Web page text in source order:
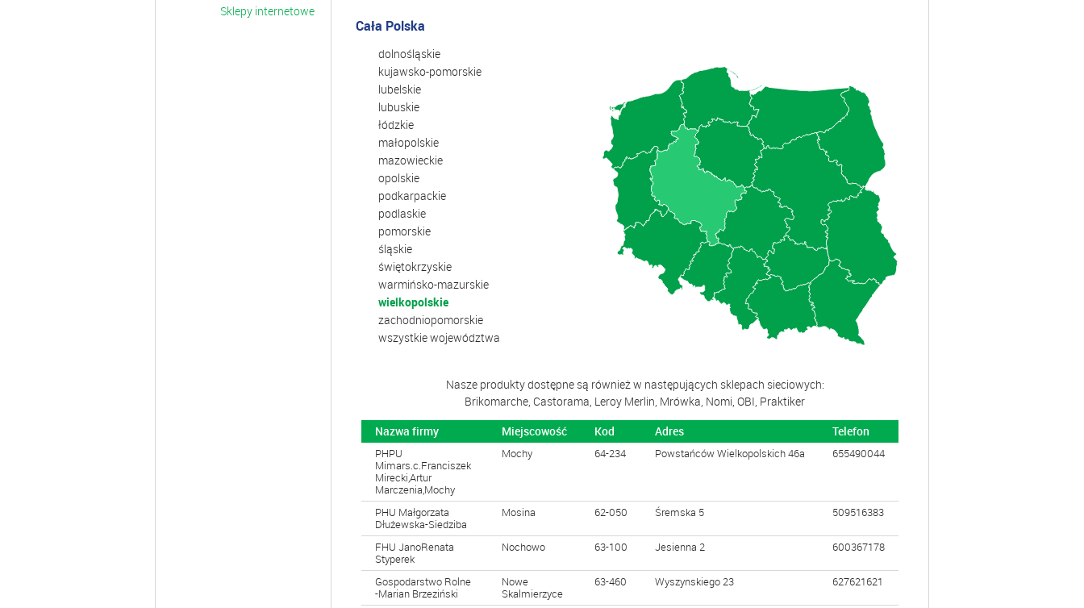
Sklepy internetowe
Cała Polska
dolnośląskie
kujawsko-pomorskie
lubelskie
lubuskie
łódzkie
małopolskie
mazowieckie
opolskie
podkarpackie
podlaskie
pomorskie
śląskie
świętokrzyskie
warmińsko-mazurskie
wielkopolskie
zachodniopomorskie
wszystkie województwa
Nasze produkty dostępne są również w następujących sklepach sieciowych:
Brikomarche, Castorama, Leroy Merlin, Mrówka, Nomi, OBI, Praktiker
Nazwa firmy
Miejscowość Kod Adres Telefon
PHPU
Mimars.c.Franciszek
Mirecki,Artur
Marczenia,Mochy
Mochy 64-234 Powstańców Wielkopolskich 46a 655490044
PHU Małgorzata
Dłużewska-Siedziba
Mosina 62-050 Śremska 5 509516383
FHU JanoRenata
Styperek
Nochowo 63-100 Jesienna 2 600367178
Gospodarstwo Rolne
-Marian Brzeziński
Nowe
Skalmierzyce
63-460 Wyszynskiego 23 627621621